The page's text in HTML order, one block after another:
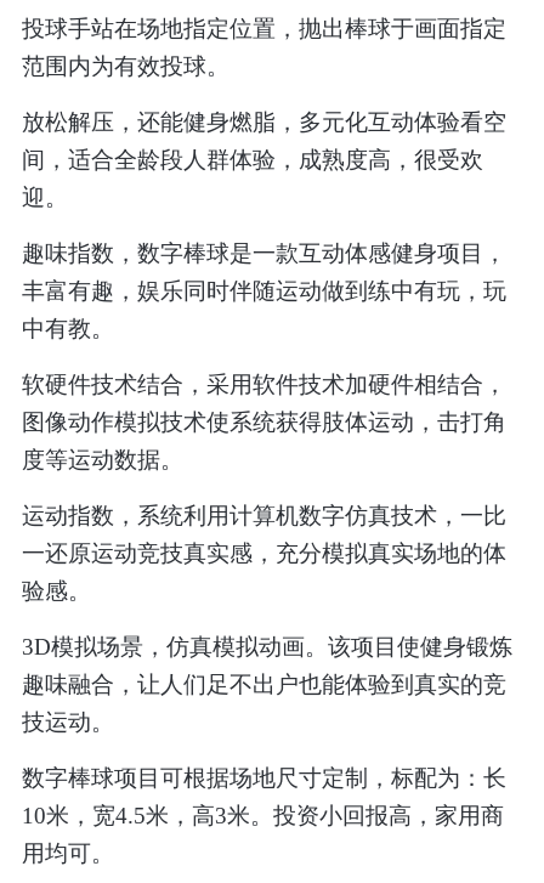
投球手站在场地指定位置，抛出棒球于画面指定
范围内为有效投球。
放松解压，还能健身燃脂，多元化互动体验看空
间，适合全龄段人群体验，成熟度高，很受欢
迎。
趣味指数，数字棒球是一款互动体感健身项目，
丰富有趣，娱乐同时伴随运动做到练中有玩，玩
中有教。
软硬件技术结合，采用软件技术加硬件相结合，
图像动作模拟技术使系统获得肢体运动，击打角
度等运动数据。
运动指数，系统利用计算机数字仿真技术，一比
一还原运动竞技真实感，充分模拟真实场地的体
验感。
3D模拟场景，仿真模拟动画。该项目使健身锻炼
趣味融合，让人们足不出户也能体验到真实的竞
技运动。
数字棒球项目可根据场地尺寸定制，标配为：长
10米，宽4.5米，高3米。投资小回报高，家用商
用均可。